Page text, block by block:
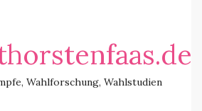
Wahlforschung, Wahlstudien